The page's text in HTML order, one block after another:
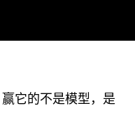
它的不是模型，是